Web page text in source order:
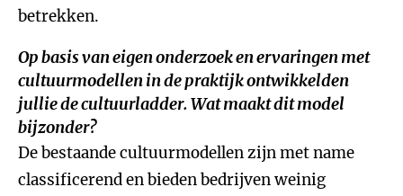
betrekken.
Op basis van eigen onderzoek en ervaringen met
cultuurmodellen in de praktijk ontwikkelden
jullie de cultuurladder. Wat maakt dit model
bijzonder?
De bestaande cultuurmodellen zijn met name
classificerend en bieden bedrijven weinig